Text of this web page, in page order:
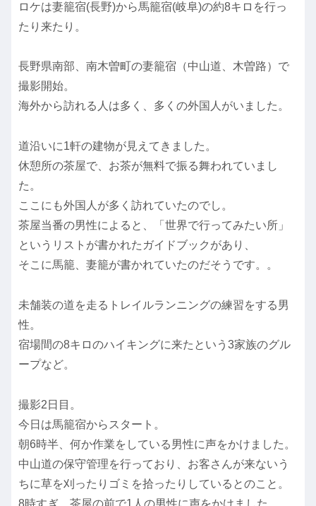
ロケは妻籠宿(長野)から馬籠宿(岐阜)の約8キロを行っ
たり来たり。
長野県南部、南木曽町の妻籠宿（中山道、木曽路）で
撮影開始。
海外から訪れる人は多く、多くの外国人がいました。
道沿いに1軒の建物が見えてきました。
休憩所の茶屋で、お茶が無料で振る舞われていまし
た。
ここにも外国人が多く訪れていたのでし。
茶屋当番の男性によると、「世界で行ってみたい所」
というリストが書かれたガイドブックがあり、
そこに馬籠、妻籠が書かれていたのだそうです。。
未舗装の道を走るトレイルランニングの練習をする男
性。
宿場間の8キロのハイキングに来たという3家族のグル
ープなど。
撮影2日目。
今日は馬籠宿からスタート。
朝6時半、何か作業をしている男性に声をかけました。
中山道の保守管理を行っており、お客さんが来ないう
ちに草を刈ったりゴミを拾ったりしているとのこと。
8時すぎ、茶屋の前で1人の男性に声をかけました。